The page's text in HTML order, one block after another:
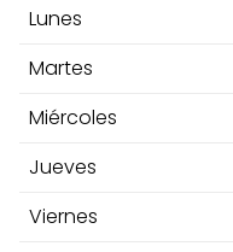
Lunes
Martes
Miércoles
Jueves
Viernes